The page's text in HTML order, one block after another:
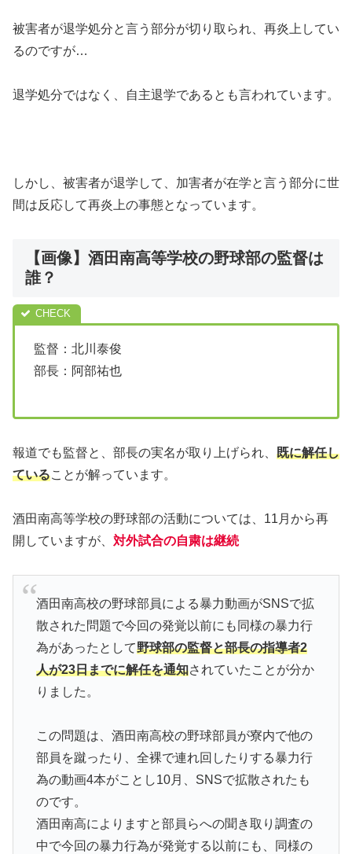
被害者が退学処分と言う部分が切り取られ、再炎上してい
るのですが…
退学処分ではなく、自主退学であるとも言われています。
しかし、被害者が退学して、加害者が在学と言う部分に世
間は反応して再炎上の事態となっています。
【画像】酒田南高等学校の野球部の監督は
誰？
監督：北川泰俊
部長：阿部祐也
報道でも監督と、部長の実名が取り上げられ、 既に解任し
ていることが解っています。
酒田南高等学校の野球部の活動については、11月から再
開していますが、 対外試合の自粛は継続
酒田南高校の野球部員による暴力動画がSNSで拡
散された問題で今回の発覚以前にも同様の暴力行
為があったとして野球部の監督と部長の指導者2
人が23日までに解任を通知されていたことが分か
りました。
この問題は、酒田南高校の野球部員が寮内で他の
部員を蹴ったり、全裸で連れ回したりする暴力行
為の動画4本がことし10月、SNSで拡散されたも
のです。
酒田南高によりますと部員らへの聞き取り調査の
中で今回の暴力行為が発覚する以前にも、同様の